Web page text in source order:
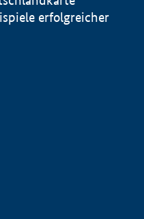
erfolgreicher